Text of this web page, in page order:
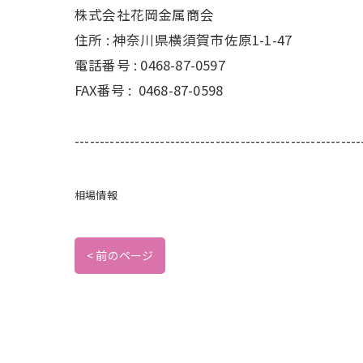
株式会社花岡金属商会
住所 : 神奈川県横須賀市佐原1-1-47
電話番号 : 0468-87-0597
FAX番号 : 0468-87-0598
相場情報
< 前のページ